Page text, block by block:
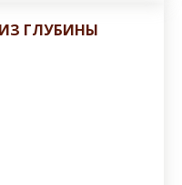
ИЗ ГЛУБИНЫ